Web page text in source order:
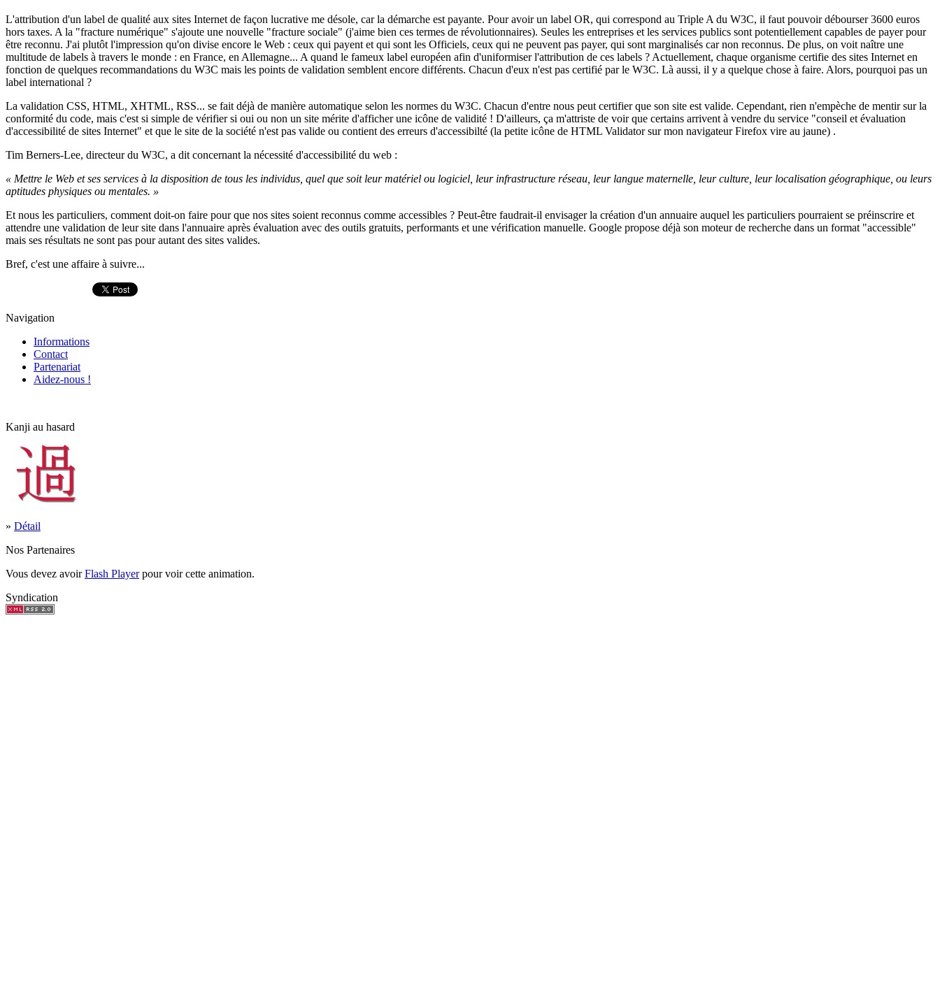
L'attribution d'un label de qualité aux sites Internet de façon lucrative me désole, car la démarche est payante. Pour avoir un label OR, qui correspond au Triple A du W3C, il faut pouvoir débourser 3600 euros
hors taxes. A la "fracture numérique" s'ajoute une nouvelle "fracture sociale" (j'aime bien ces termes de révolutionnaires). Seules les entreprises et les services publics sont potentiellement capables de payer pour
être reconnu. J'ai plutôt l'impression qu'on divise encore le Web : ceux qui payent et qui sont les Officiels, ceux qui ne peuvent pas payer, qui sont marginalisés car non reconnus. De plus, on voit naître une
multitude de labels à travers le monde : en France, en Allemagne... A quand le fameux label européen afin d'uniformiser l'attribution de ces labels ? Actuellement, chaque organisme certifie des sites Internet en
fonction de quelques recommandations du W3C mais les points de validation semblent encore différents. Chacun d'eux n'est pas certifié par le W3C. Là aussi, il y a quelque chose à faire. Alors, pourquoi pas un
label international ?
La validation CSS, HTML, XHTML, RSS... se fait déjà de manière automatique selon les normes du W3C. Chacun d'entre nous peut certifier que son site est valide. Cependant, rien n'empèche de mentir sur la
conformité du code, mais c'est si simple de vérifier si oui ou non un site mérite d'afficher une icône de validité ! D'ailleurs, ça m'attriste de voir que certains arrivent à vendre du service "conseil et évaluation
d'accessibilité de sites Internet" et que le site de la société n'est pas valide ou contient des erreurs d'accessibilté (la petite icône de HTML Validator sur mon navigateur Firefox vire au jaune) .
Tim Berners-Lee, directeur du W3C, a dit concernant la nécessité d'accessibilité du web :
« Mettre le Web et ses services à la disposition de tous les individus, quel que soit leur matériel ou logiciel, leur infrastructure réseau, leur langue maternelle, leur culture, leur localisation géographique, ou leurs
aptitudes physiques ou mentales. »
Et nous les particuliers, comment doit-on faire pour que nos sites soient reconnus comme accessibles ? Peut-être faudrait-il envisager la création d'un annuaire auquel les particuliers pourraient se préinscrire et
attendre une validation de leur site dans l'annuaire après évaluation avec des outils gratuits, performants et une vérification manuelle. Google propose déjà son moteur de recherche dans un format "accessible"
mais ses résultats ne sont pas pour autant des sites valides.
Bref, c'est une affaire à suivre...
Navigation
Informations
Contact
Partenariat
Aidez-nous !
Kanji au hasard
» Détail
Nos Partenaires
Vous devez avoirFlash Playerpour voir cette animation.
Syndication